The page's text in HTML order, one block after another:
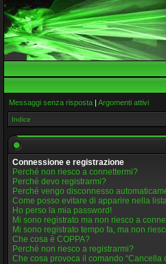
Messaggi senza risposta | Argomenti attivi
Indice
Connessione e registrazione
Perché non riesco a connettermi?
Perché devo registrarmi?
Perché vengo disconnesso
Come posso evitare di apparire nella
Ho perso la mia password!
Mi sono registrato ma non riesco a
Mi sono registrato tempo fa, ma non
Che cosa è COPPA?
Perché non riesco a registrarmi?
Che cosa provoca il comando “Cancella